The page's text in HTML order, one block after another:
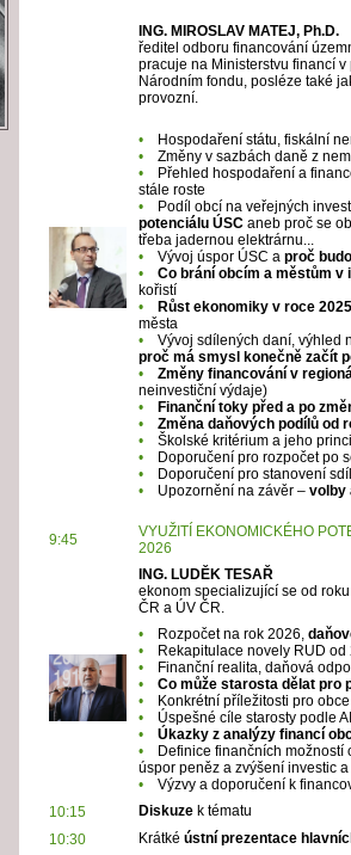
ING. MIROSLAV MATEJ, Ph.D.
ředitel odboru financování
pracuje na Ministerstvu financí
Národním fondu, posléze také
provozní.
•
Hospodaření státu, fiskální
•
Změny v sazbách daně z
•
Přehled hospodaření a
stále roste
•
Podíl obcí na veřejných
potenciálu ÚSCaneb proč se
třeba jadernou elektrárnu...
•
Vývoj úspor ÚSC a proč
•
Co brání obcím a městům
kořistí
•
Růst ekonomiky v roce 2025
města
•
Vývoj sdílených daní, výhled
proč má smysl konečně začít
•
Změny financování v
neinvestiční výdaje)
•
Finanční toky před a po
•
Změna daňových podílů od
• Školské kritérium a jeho
•
Doporučení pro rozpočet po
•
Doporučení pro stanovení
•
Upozornění na závěr – volby
9:45
VYUŽITÍ EKONOMICKÉHO
2026
ING. LUDĚK TESAŘ
ekonom specializující se od
ČR a ÚV ČR.
•
Rozpočet na rok 2026,
•
Rekapitulace novely RUD
•
Finanční realita, daňová
•
Co může starosta dělat pro
•
Konkrétní příležitosti pro
•
Úspešné cíle starosty podle AI
•
Úkazky z analýzy financí
•
Definice finančních
úspor peněz a zvýšení investic
• Výzvy a doporučení k
10:15
Diskuzek tématu
10:30
Krátké ústní prezentace